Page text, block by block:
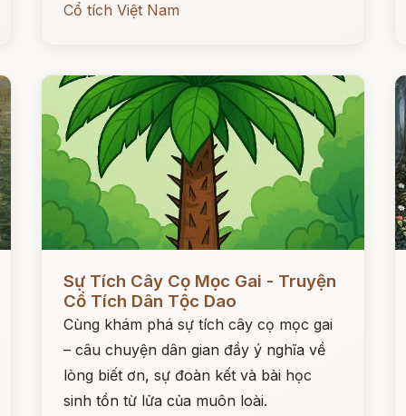
Cổ tích Việt Nam
Sự Tích Cây Cọ Mọc Gai - Truyện
Cổ Tích Dân Tộc Dao
Cùng khám phá sự tích cây cọ mọc gai
– câu chuyện dân gian đầy ý nghĩa về
lòng biết ơn, sự đoàn kết và bài học
sinh tồn từ lửa của muôn loài.